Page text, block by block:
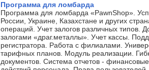
Программа для ломбарда
Программа для ломбарда «PawnShop».
России, Украине, Казахстане и других
операций. Учет залогов различных типов.
залогами «драг.металлы». Учет кассы.
регистратора. Работа с филиалами.
тарифных планов. Модуль реализации.
документов. Система отчетов -